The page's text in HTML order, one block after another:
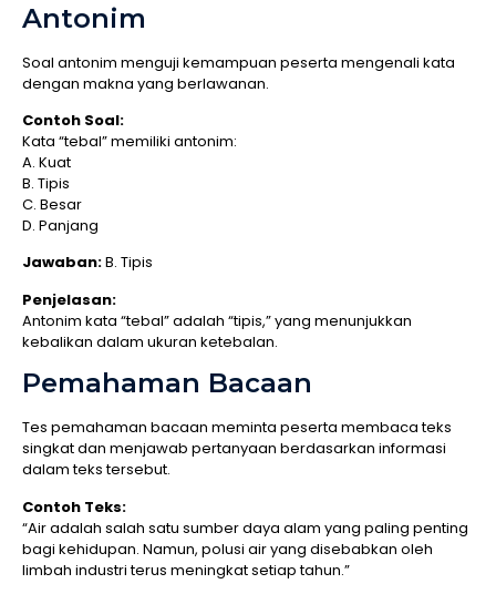
Antonim
Soal antonim menguji kemampuan peserta mengenali kata
dengan makna yang berlawanan.
Contoh Soal:
Kata “tebal” memiliki antonim:
A. Kuat
B. Tipis
C. Besar
D. Panjang
Jawaban:B. Tipis
Penjelasan:
Antonim kata “tebal” adalah “tipis,” yang menunjukkan
kebalikan dalam ukuran ketebalan.
Pemahaman Bacaan
Tes pemahaman bacaan meminta peserta membaca teks
singkat dan menjawab pertanyaan berdasarkan informasi
dalam teks tersebut.
Contoh Teks:
“Air adalah salah satu sumber daya alam yang paling penting
bagi kehidupan. Namun, polusi air yang disebabkan oleh
limbah industri terus meningkat setiap tahun.”